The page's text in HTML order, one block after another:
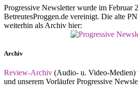
Progressive Newsletter wurde im Februar
BetreutesProggen.de vereinigt. Die alte
weiterhin als Archiv hier:
Archiv
Review-Archiv (Audio- u. Video-Medien)
und unserem Vorläufer Progressive